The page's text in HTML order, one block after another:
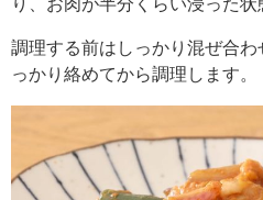
り、お肉が半分くらい浸った状
調理する前はしっかり混ぜ合
っかり絡めてから調理します。